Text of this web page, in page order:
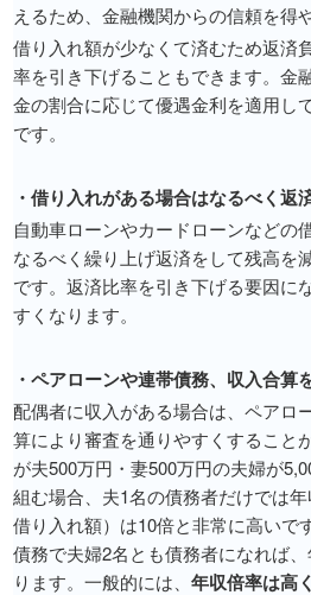
えるため、金融機関からの信頼を得
借り入れ額が少なくて済むため返済
率を引き下げることもできます。金
金の割合に応じて優遇金利を適用し
です。
・借り入れがある場合はなるべく返
自動車ローンやカードローンなどの
なるべく繰り上げ返済をして残高を
です。返済比率を引き下げる要因に
すくなります。
・ペアローンや連帯債務、収入合算
配偶者に収入がある場合は、ペアロ
算により審査を通りやすくすること
が夫500万円・妻500万円の夫婦が
組む場合、夫1名の債務者だけでは
借り入れ額）は10倍と非常に高いで
債務で夫婦2名とも債務者になれば
ります。一般的には、 年収倍率は高